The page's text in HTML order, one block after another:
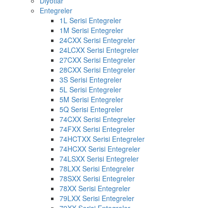
Entegreler
1L Serisi Entegreler
1M Serisi Entegreler
24CXX Serisi Entegreler
24LCXX Serisi Entegreler
27CXX Serisi Entegreler
28CXX Serisi Entegreler
3S Serisi Entegreler
5L Serisi Entegreler
5M Serisi Entegreler
5Q Serisi Entegreler
74CXX Serisi Entegreler
74FXX Serisi Entegreler
74HCTXX Serisi Entegreler
74HCXX Serisi Entegreler
74LSXX Serisi Entegreler
78LXX Serisi Entegreler
78SXX Serisi Entegreler
78XX Serisi Entegreler
79LXX Serisi Entegreler